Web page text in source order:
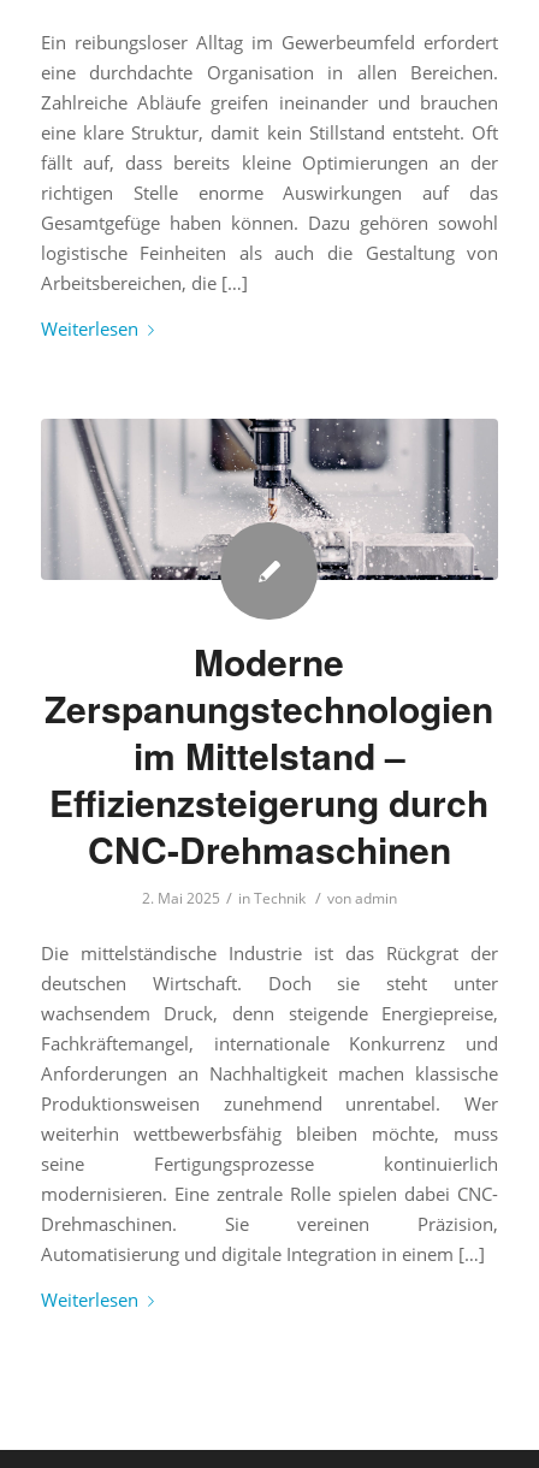
Ein reibungsloser Alltag im Gewerbeumfeld erfordert
eine durchdachte Organisation in allen Bereichen.
Zahlreiche Abläufe greifen ineinander und brauchen
eine klare Struktur, damit kein Stillstand entsteht. Oft
fällt auf, dass bereits kleine Optimierungen an der
richtigen Stelle enorme Auswirkungen auf das
Gesamtgefüge haben können. Dazu gehören sowohl
logistische Feinheiten als auch die Gestaltung von
Arbeitsbereichen, die […]
Weiterlesen
Moderne
Zerspanungstechnologien
im Mittelstand –
Effizienzsteigerung durch
CNC-Drehmaschinen
2. Mai 2025 / inTechnik / vonadmin
Die mittelständische Industrie ist das Rückgrat der
deutschen Wirtschaft. Doch sie steht unter
wachsendem Druck, denn steigende Energiepreise,
Fachkräftemangel, internationale Konkurrenz und
Anforderungen an Nachhaltigkeit machen klassische
Produktionsweisen zunehmend unrentabel. Wer
weiterhin wettbewerbsfähig bleiben möchte, muss
seine Fertigungsprozesse kontinuierlich
modernisieren. Eine zentrale Rolle spielen dabei CNC-
Drehmaschinen. Sie vereinen Präzision,
Automatisierung und digitale Integration in einem […]
Weiterlesen